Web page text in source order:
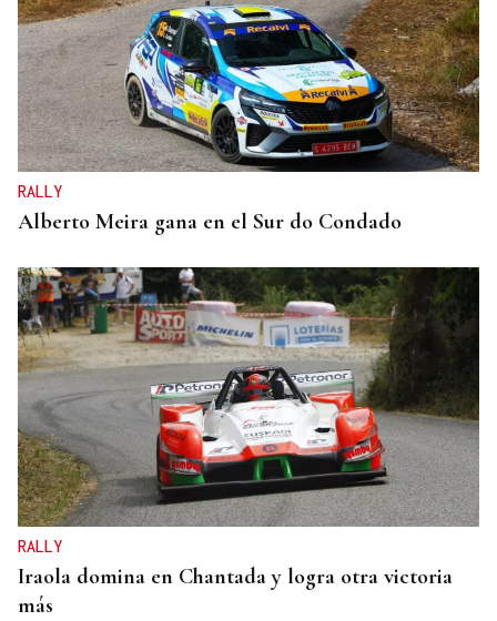
RALLY
Alberto Meira gana en el Sur do Condado
RALLY
Iraola domina en Chantada y logra otra victoria
más